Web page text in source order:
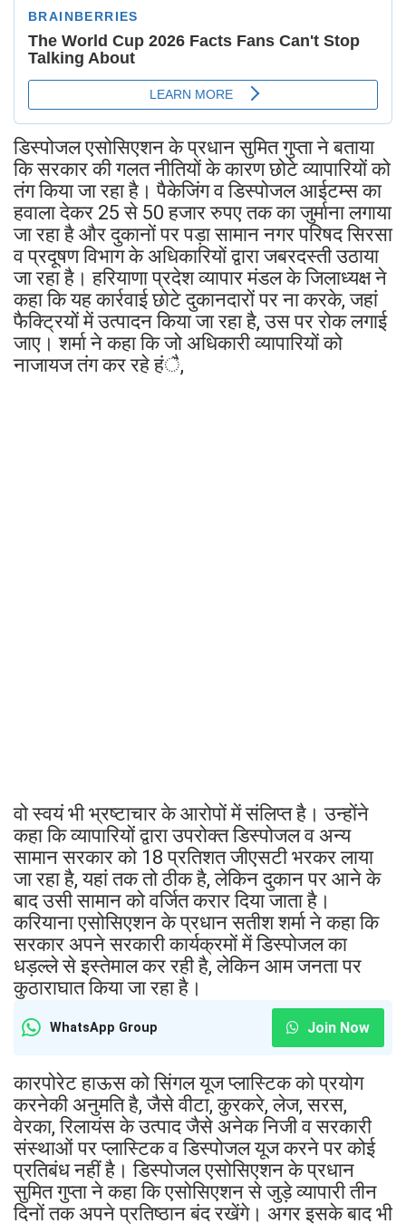
डिस्पोजल एसोसिएशन के प्रधान सुमित गुप्ता ने बताया
कि सरकार की गलत नीतियों के कारण छोटे व्यापारियों को
तंग किया जा रहा है। पैकेजिंग व डिस्पोजल आईटम्स का
हवाला देकर 25 से 50 हजार रुपए तक का जुर्माना लगाया
जा रहा है और दुकानों पर पड़ा सामान नगर परिषद सिरसा
व प्रदूषण विभाग के अधिकारियों द्वारा जबरदस्ती उठाया
जा रहा है। हरियाणा प्रदेश व्यापार मंडल के जिलाध्यक्ष ने
कहा कि यह कार्रवाई छोटे दुकानदारों पर ना करके, जहां
फैक्ट्रियों में उत्पादन किया जा रहा है, उस पर रोक लगाई
जाए। शर्मा ने कहा कि जो अधिकारी व्यापारियों को
नाजायज तंग कर रहे हंै,
वो स्वयं भी भ्रष्टाचार के आरोपों में संलिप्त है। उन्होंने
कहा कि व्यापारियों द्वारा उपरोक्त डिस्पोजल व अन्य
सामान सरकार को 18 प्रतिशत जीएसटी भरकर लाया
जा रहा है, यहां तक तो ठीक है, लेकिन दुकान पर आने के
बाद उसी सामान को वर्जित करार दिया जाता है।
करियाना एसोसिएशन के प्रधान सतीश शर्मा ने कहा कि
सरकार अपने सरकारी कार्यक्रमों में डिस्पोजल का
धड़ल्ले से इस्तेमाल कर रही है, लेकिन आम जनता पर
कुठाराघात किया जा रहा है।
WhatsApp Group Join Now
कारपोरेट हाऊस को सिंगल यूज प्लास्टिक को प्रयोग
करनेकी अनुमति है, जैसे वीटा, कुरकरे, लेज, सरस,
वेरका, रिलायंस के उत्पाद जैसे अनेक निजी व सरकारी
संस्थाओं पर प्लास्टिक व डिस्पोजल यूज करने पर कोई
प्रतिबंध नहीं है। डिस्पोजल एसोसिएशन के प्रधान
सुमित गुप्ता ने कहा कि एसोसिएशन से जुड़े व्यापारी तीन
दिनों तक अपने प्रतिष्ठान बंद रखेंगे। अगर इसके बाद भी